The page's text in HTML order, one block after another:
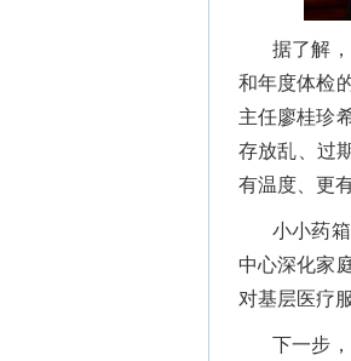
据了解
和年度体检
主任廖桂珍
存放乱、过
有温度、更
小小药
中心深化家
对基层医疗
下一步